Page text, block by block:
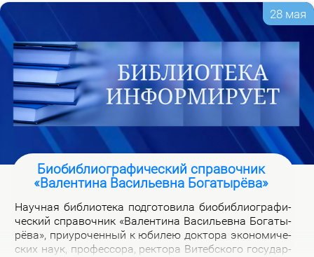
28 мая
Биобиблиографический справочник
«Валентина Васильевна Богатырёва»
На­уч­ная биб­лио­те­ка под­го­то­ви­ла био­биб­лио­гра­фи­
че­ский спра­воч­ник «Ва­лен­ти­на Ва­си­льев­на Бо­га­ты­
рё­ва», при­уро­чен­ный к юби­лею док­то­ра эко­но­ми­че­
ских на­ук, про­фес­со­ра, рек­то­ра Ви­теб­ско­го го­судар­